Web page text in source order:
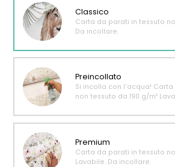
Classico
Carta da parati in tessuto
Da incollare.
Preincollato
Si incolla con l'acqua!
non tessuto da 190 g/m²
Premium
Carta da parati in tessuto
Lavabile. Da incollare.